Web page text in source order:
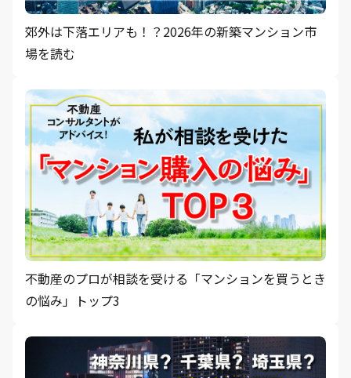
郊外は下落エリアも！？2026年の新築マンション市
場を読む
不動産のプロが相談を受ける「マンションを買うとき
の悩み」トップ3